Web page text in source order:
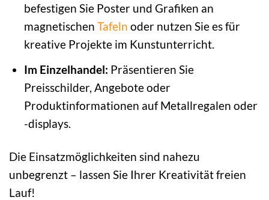
befestigen Sie Poster und Grafiken an
magnetischen Tafeln oder nutzen Sie es für
kreative Projekte im Kunstunterricht.
Im Einzelhandel: Präsentieren Sie
Preisschilder, Angebote oder
Produktinformationen auf Metallregalen oder
-displays.
Die Einsatzmöglichkeiten sind nahezu
unbegrenzt – lassen Sie Ihrer Kreativität freien
Lauf!